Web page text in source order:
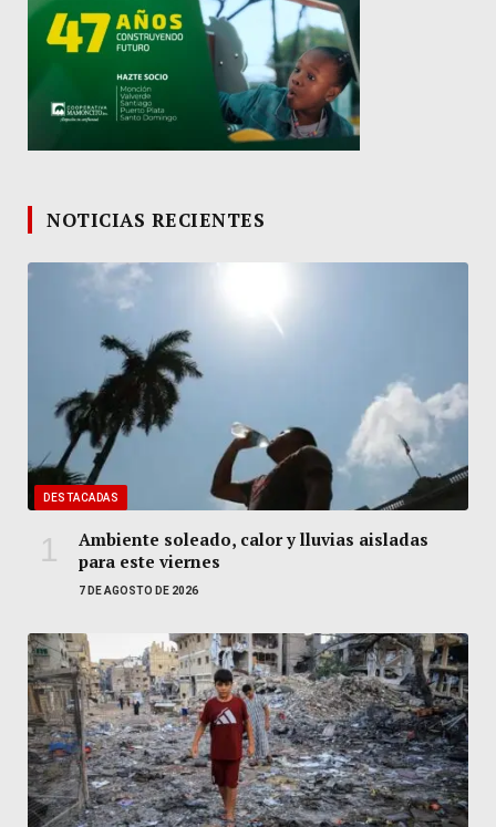
NOTICIAS RECIENTES
DESTACADAS
Ambiente soleado, calor y lluvias aisladas
para este viernes
7 DE AGOSTO DE 2026